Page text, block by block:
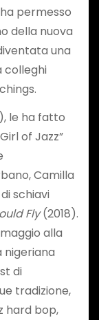
permesso
della nuova
una
colleghi
le ha fatto
of Jazz”
Camilla
schiavi
Fly(2018).
alla
nigeriana
di
tradizione,
hard bop,